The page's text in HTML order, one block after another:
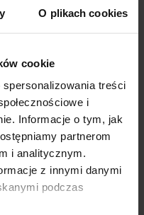
O plikach cookies
cookie
treści
i
Informacje o tym, jak
partnerom
i analitycznym.
z innymi danymi
podczas
dla pracowników.
zweryfikowano
dotarła do mnie tak
Szybko,
pomocna obsługa